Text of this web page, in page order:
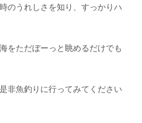
のうれしさを知り、すっかりハ
をただぼーっと眺めるだけでも
非魚釣りに行ってみてください